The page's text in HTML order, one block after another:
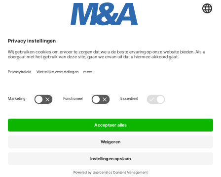
Service & Contact
Contact
FAQ
Werken bij ons
Algemene Voorwaarden